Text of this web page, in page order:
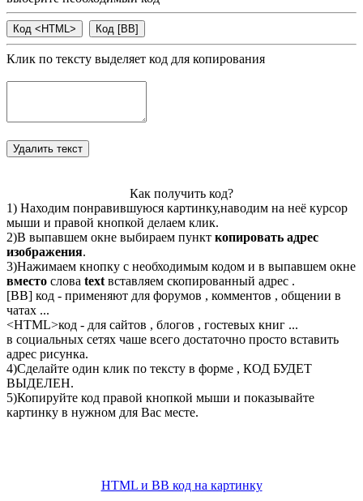
Клик по тексту выделяет код для копирования
Как получить код?
1) Находим понравившуюся картинку,наводим на неё курсор
мыши и правой кнопкой делаем клик.
2)В выпавшем окне выбираем пункт копировать адрес
изображения.
3)Нажимаем кнопку с необходимым кодом и в выпавшем окне
вместо слова text вставляем скопированный адрес .
[BB] код - применяют для форумов , комментов , общении в
чатах ...
<HTML>код - для сайтов , блогов , гостевых книг ...
в социальных сетях чаше всего достаточно просто вставить
адрес рисунка.
4)Сделайте один клик по тексту в форме , КОД БУДЕТ
ВЫДЕЛЕН.
5)Копируйте код правой кнопкой мыши и показывайте
картинку в нужном для Вас месте.
HTML и BB код на картинку